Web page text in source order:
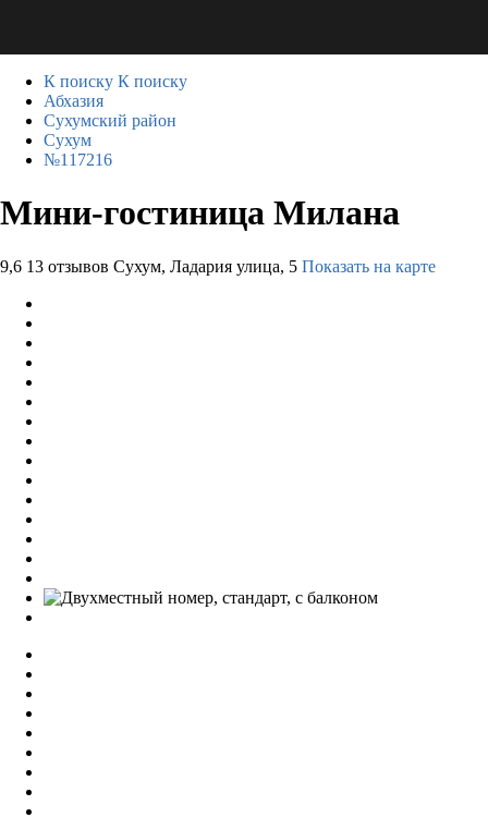
К поиску К поиску
Абхазия
Сухумский район
Сухум
№117216
Мини-гостиница Милана
9,6 13 отзывов Сухум, Ладария улица, 5 Показать на карте